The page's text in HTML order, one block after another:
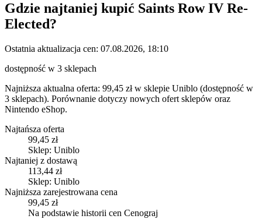
Gdzie najtaniej kupić Saints Row IV Re-
Elected?
Ostatnia aktualizacja cen: 07.08.2026, 18:10
dostępność w 3 sklepach
Najniższa aktualna oferta: 99,45 zł w sklepie Uniblo (dostępność w
3 sklepach). Porównanie dotyczy nowych ofert sklepów oraz
Nintendo eShop.
Najtańsza oferta
99,45 zł
Sklep: Uniblo
Najtaniej z dostawą
113,44 zł
Sklep: Uniblo
Najniższa zarejestrowana cena
99,45 zł
Na podstawie historii cen Cenograj